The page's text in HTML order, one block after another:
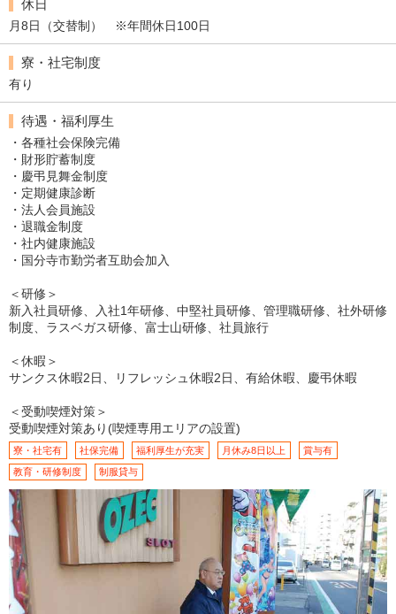
休日
月8日（交替制） ※年間休日100日
寮・社宅制度
有り
待遇・福利厚生
・各種社会保険完備
・財形貯蓄制度
・慶弔見舞金制度
・定期健康診断
・法人会員施設
・退職金制度
・社内健康施設
・国分寺市勤労者互助会加入
＜研修＞
新入社員研修、入社1年研修、中堅社員研修、管理職研修、社外研修
制度、ラスベガス研修、富士山研修、社員旅行
＜休暇＞
サンクス休暇2日、リフレッシュ休暇2日、有給休暇、慶弔休暇
＜受動喫煙対策＞
受動喫煙対策あり(喫煙専用エリアの設置)
寮・社宅有 社保完備 福利厚生が充実 月休み8日以上 賞与有
教育・研修制度 制服貸与